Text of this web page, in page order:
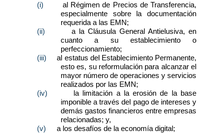
(i)
al Régimen de Precios de Transferencia,
especialmente sobre la documentación
requerida a las EMN;
(ii)
a la Cláusula General Antielusiva, en
cuanto a su establecimiento o
perfeccionamiento;
(iii)
al estatus del Establecimiento Permanente,
esto es, su reformulación para alcanzar el
mayor número de operaciones y servicios
realizados por las EMN;
(iv)
la limitación a la erosión de la base
imponible a través del pago de intereses y
demás gastos financieros entre empresas
relacionadas; y,
(v)
a los desafíos de la economía digital;